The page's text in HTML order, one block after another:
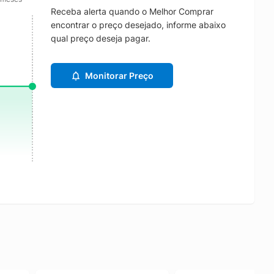
Receba alerta quando o Melhor Comprar
encontrar o preço desejado, informe abaixo
qual preço deseja pagar.
Monitorar Preço